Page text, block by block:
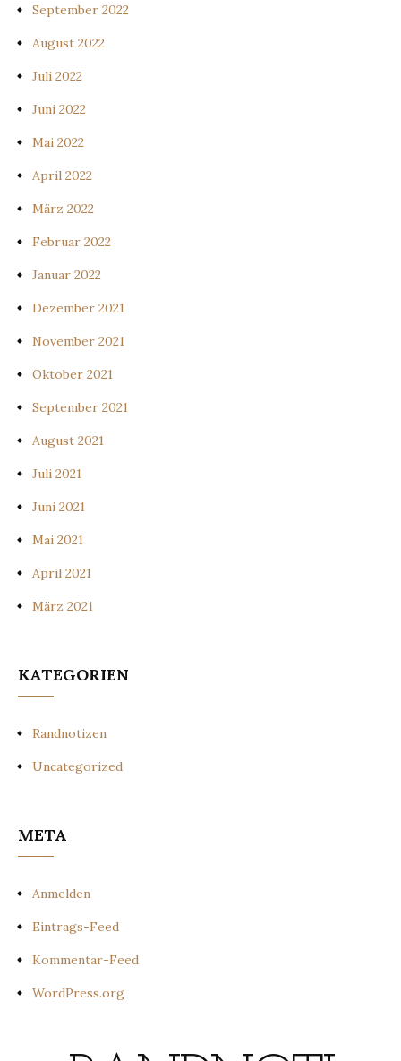
September 2022
August 2022
Juli 2022
Juni 2022
Mai 2022
April 2022
März 2022
Februar 2022
Januar 2022
Dezember 2021
November 2021
Oktober 2021
September 2021
August 2021
Juli 2021
Juni 2021
Mai 2021
April 2021
März 2021
KATEGORIEN
Randnotizen
Uncategorized
META
Anmelden
Eintrags-Feed
Kommentar-Feed
WordPress.org